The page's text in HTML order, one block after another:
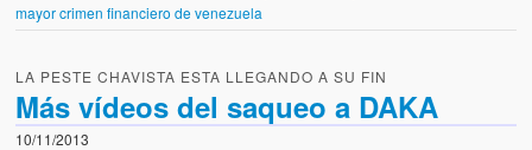
mayor crimen financiero de venezuela
LA PESTE CHAVISTA ESTA LLEGANDO A SU FIN
Más vídeos del saqueo a DAKA
10/11/2013